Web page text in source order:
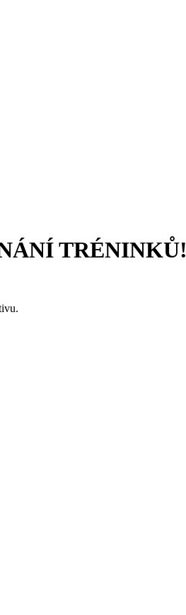
TRÉNINKŮ!